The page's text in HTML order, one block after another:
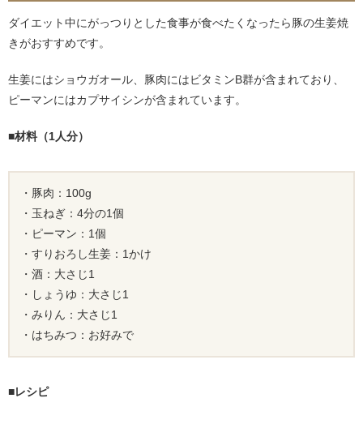
ダイエット中にがっつりとした食事が食べたくなったら豚の生姜焼
きがおすすめです。
生姜にはショウガオール、豚肉にはビタミンB群が含まれており、
ピーマンにはカプサイシンが含まれています。
■材料（1人分）
・豚肉：100g
・玉ねぎ：4分の1個
・ピーマン：1個
・すりおろし生姜：1かけ
・酒：大さじ1
・しょうゆ：大さじ1
・みりん：大さじ1
・はちみつ：お好みで
■レシピ